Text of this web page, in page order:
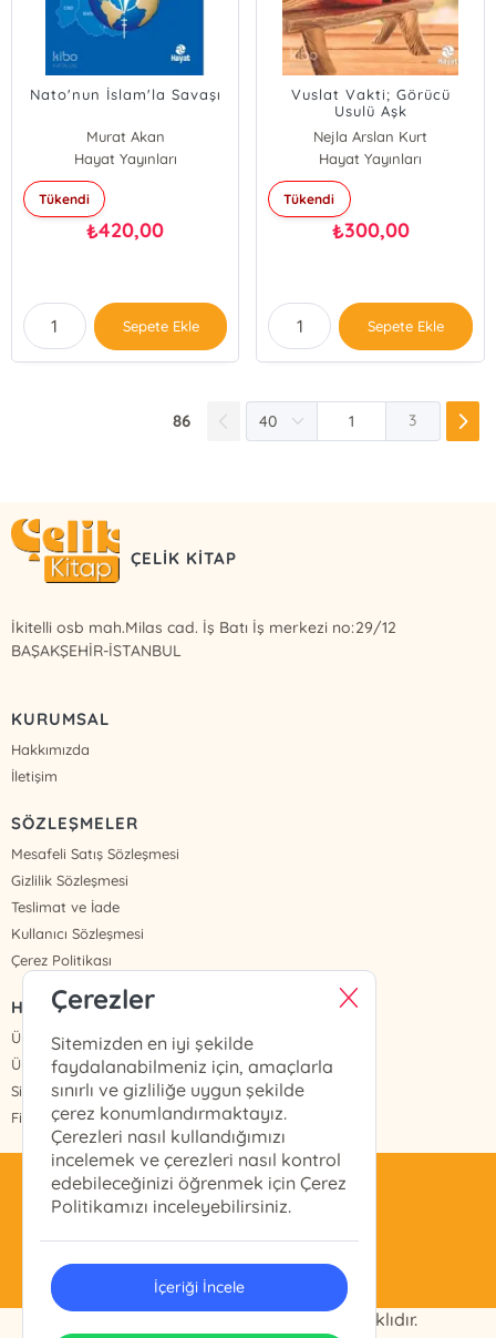
Nato'nun İslam'la Savaşı
Murat Akan
Hayat Yayınları
Tükendi
₺420,00
Sepete Ekle
Vuslat Vakti; Görücü
Usulü Aşk
Nejla Arslan Kurt
Hayat Yayınları
Tükendi
₺300,00
Sepete Ekle
86 3
ÇELİK KİTAP
İkitelli osb mah.Milas cad. İş Batı İş merkezi no:29/12
BAŞAKŞEHİR-İSTANBUL
KURUMSAL
Hakkımızda
İletişim
SÖZLEŞMELER
Mesafeli Satış Sözleşmesi
Gizlilik Sözleşmesi
Teslimat ve İade
Kullanıcı Sözleşmesi
Çerez Politikası
HIZLI ERİŞİM
Üye Ol
Üye Giriş
Sipariş Takip
Fiyat Listesi
celikyayinevi@gmail.com
0(212) 511 28 11
© 2024 ÇELİK KİTAP Tüm Hakları Saklıdır.
Çerezler
Sitemizden en iyi şekilde
faydalanabilmeniz için, amaçlarla
sınırlı ve gizliliğe uygun şekilde
çerez konumlandırmaktayız.
Çerezleri nasıl kullandığımızı
incelemek ve çerezleri nasıl kontrol
edebileceğinizi öğrenmek için Çerez
Politikamızı inceleyebilirsiniz.
İçeriği İncele